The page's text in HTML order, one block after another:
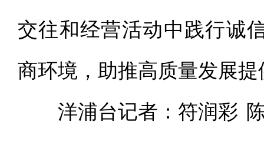
交往和经营活动中践行诚
商环境，助推高质量发展
洋浦台记者：符润彩